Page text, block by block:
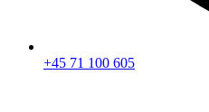
+45 71 100 605